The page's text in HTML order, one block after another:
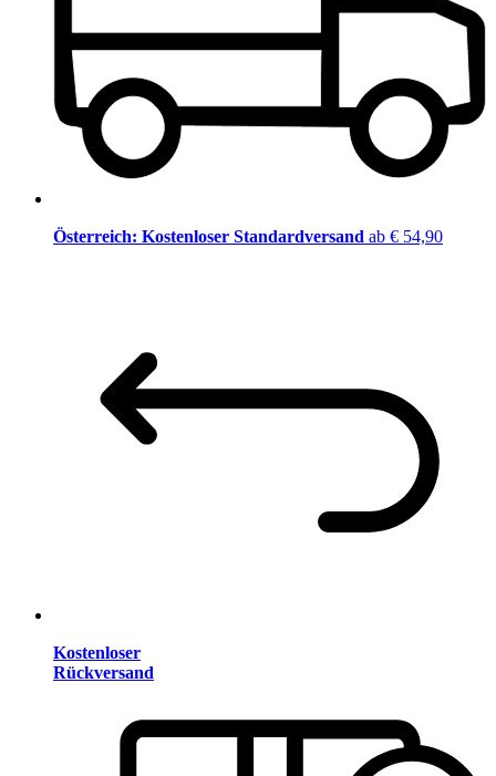
Österreich: Kostenloser Standardversand ab € 54,90
Kostenloser
Rückversand